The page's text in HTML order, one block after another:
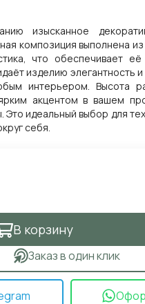
изысканное
композиция выполнена
что обеспечивает
изделию элегантность
интерьером. Высота
акцентом в вашем
идеальный выбор для
себя.
В корзину
Заказ в один клик